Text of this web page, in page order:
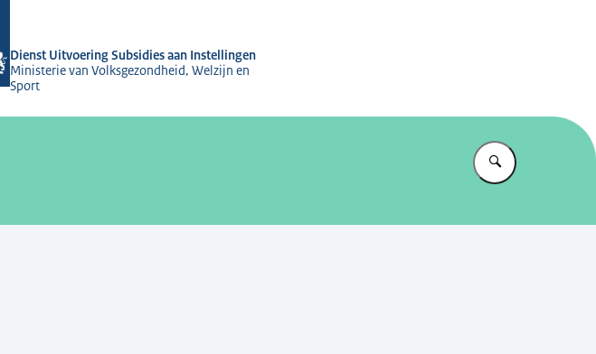
Dienst Uitvoering Subsidies aan Instellingen
Ministerie van Volksgezondheid, Welzijn en
Sport
Vul in wat u